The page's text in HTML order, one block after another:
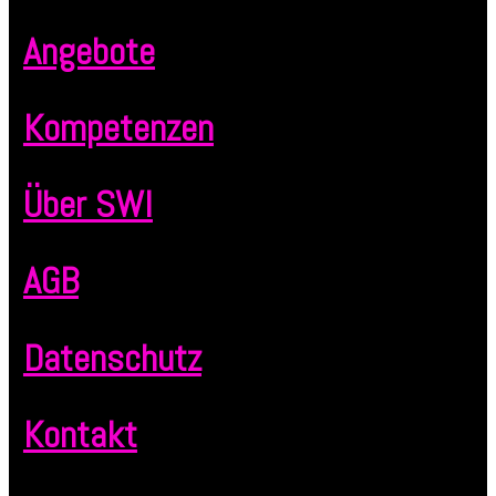
Angebote
Kompetenzen
Über SWI
AGB
Datenschutz
Kontakt